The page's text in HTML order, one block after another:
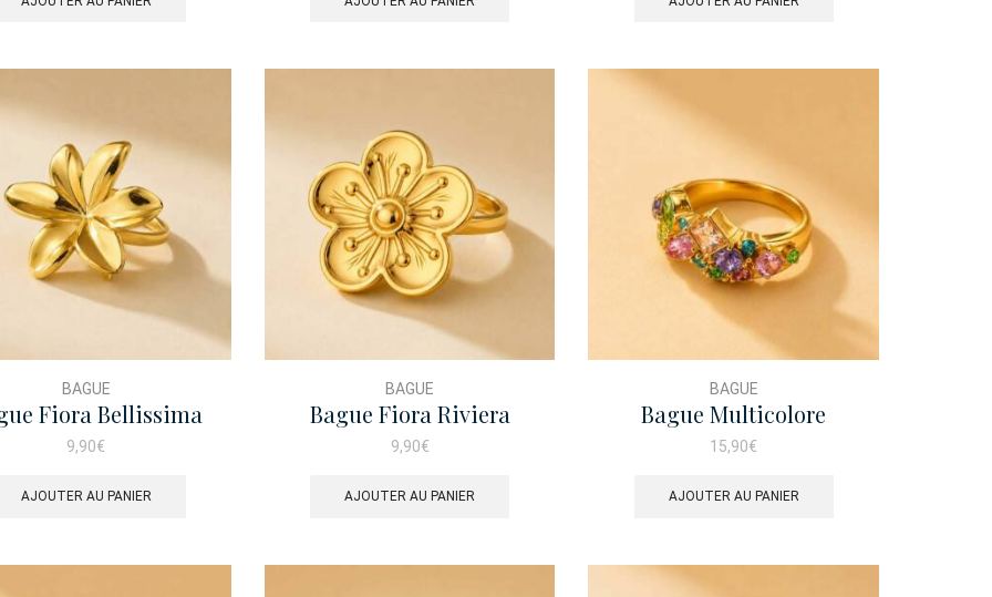
BAGUE
Fiora Bellissima
9,90€
AJOUTER AU PANIER
BAGUE
Bague Fiora Riviera
9,90€
AJOUTER AU PANIER
BAGUE
Bague Multicolore
Romantica
15,90€
AJOUTER AU PANIER